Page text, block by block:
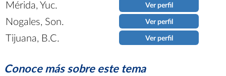
Mérida, Yuc. Ver perfil
Nogales, Son. Ver perfil
Tijuana, B.C. Ver perfil
Conoce más sobre este tema